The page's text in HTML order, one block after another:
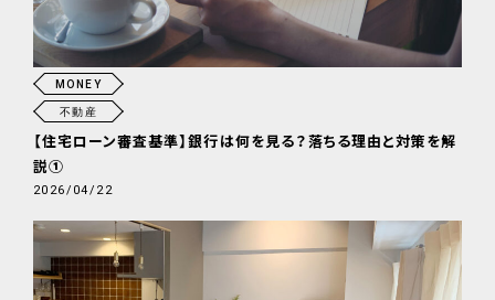
MONEY
不動産
【住宅ローン審査基準】銀行は何を見る？落ちる理由と対策を解
説①
2026/04/22